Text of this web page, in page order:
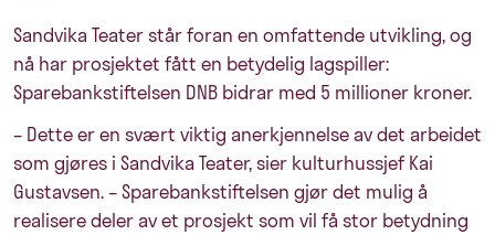
Sandvika Teater står foran en omfattende utvikling, og
nå har prosjektet fått en betydelig lagspiller:
Sparebankstiftelsen DNB bidrar med 5 millioner kroner.
– Dette er en svært viktig anerkjennelse av det arbeidet
som gjøres i Sandvika Teater, sier kulturhussjef Kai
Gustavsen. – Sparebankstiftelsen gjør det mulig å
realisere deler av et prosjekt som vil få stor betydning